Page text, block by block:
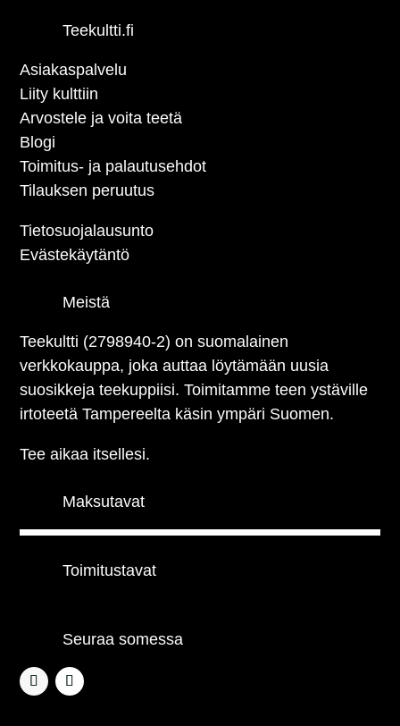
Teekultti.fi
Asiakaspalvelu
Liity kulttiin
Arvostele ja voita teetä
Blogi
Toimitus- ja palautusehdot
Tilauksen peruutus
Tietosuojalausunto
Evästekäytäntö
Meistä
Teekultti (2798940-2) on suomalainen
verkkokauppa, joka auttaa löytämään uusia
suosikkeja teekuppiisi. Toimitamme teen ystäville
irtoteetä Tampereelta käsin ympäri Suomen.
Tee aikaa itsellesi.
Maksutavat
Toimitustavat
Seuraa somessa